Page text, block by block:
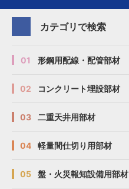
カテゴリで検索
01 形鋼用配線・配管部材
02 コンクリート埋設部材
03 二重天井用部材
04 軽量間仕切り用部材
05 盤・火災報知設備用部材